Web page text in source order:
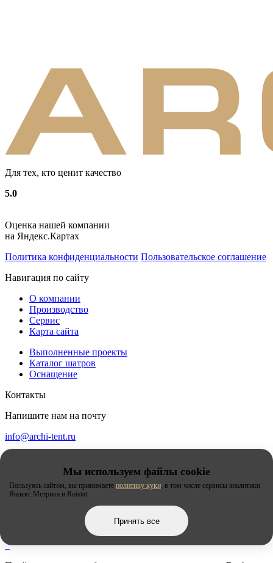
Мы используем файлы cookie
Пользуясь сайтом, вы принимаете политику куки, в том числе сервисы аналитики
Яндекс.Метрика и Roistat
Принять все
Для тех, кто ценит качество
5.0
Оценка нашей компании
на Яндекс.Картах
Политика конфиденциальности Пользовательское соглашение
Навигация по сайту
О компании
Производство
Сервис
Карта сайта
Выполненные проекты
Каталог шатров
Оснащение
Контакты
Напишите нам на почту
info@archi-tent.ru
А также подпишитесь
на наши другие соцсети